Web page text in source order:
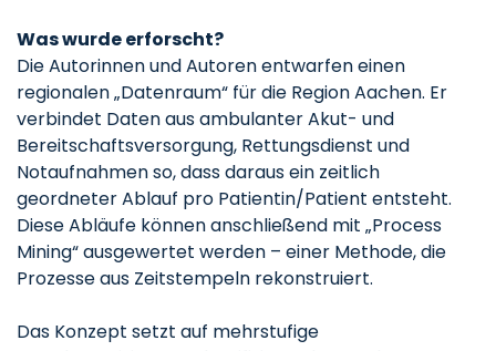
Was wurde erforscht?
Die Autorinnen und Autoren entwarfen einen
regionalen „Datenraum“ für die Region Aachen. Er
verbindet Daten aus ambulanter Akut- und
Bereitschaftsversorgung, Rettungsdienst und
Notaufnahmen so, dass daraus ein zeitlich
geordneter Ablauf pro Patientin/Patient entsteht.
Diese Abläufe können anschließend mit „Process
Mining“ ausgewertet werden – einer Methode, die
Prozesse aus Zeitstempeln rekonstruiert.
Das Konzept setzt auf mehrstufige